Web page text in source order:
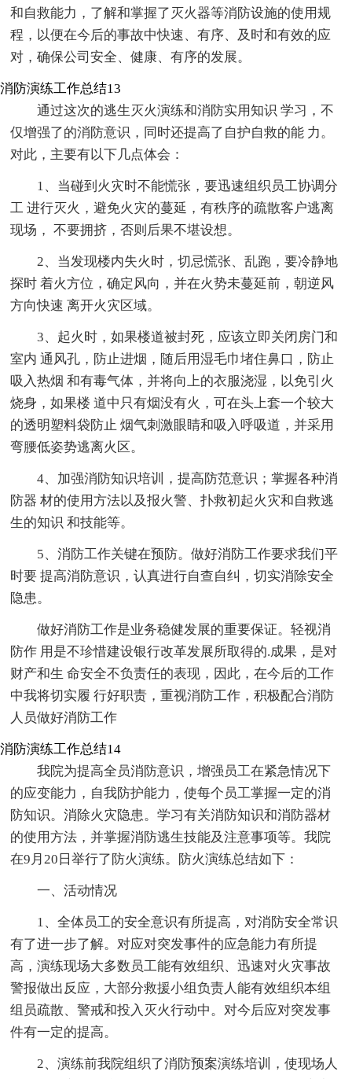
和自救能力，了解和掌握了灭火器等消防设施的使用规
程，以便在今后的事故中快速、有序、及时和有效的应
对，确保公司安全、健康、有序的发展。
消防演练工作总结13
通过这次的逃生灭火演练和消防实用知识 学习，不
仅增强了的消防意识，同时还提高了自护自救的能 力。
对此，主要有以下几点体会：
1、当碰到火灾时不能慌张，要迅速组织员工协调分
工 进行灭火，避免火灾的蔓延，有秩序的疏散客户逃离
现场， 不要拥挤，否则后果不堪设想。
2、当发现楼内失火时，切忌慌张、乱跑，要冷静地
探时 着火方位，确定风向，并在火势未蔓延前，朝逆风
方向快速 离开火灾区域。
3、起火时，如果楼道被封死，应该立即关闭房门和
室内 通风孔，防止进烟，随后用湿毛巾堵住鼻口，防止
吸入热烟 和有毒气体，并将向上的衣服浇湿，以免引火
烧身，如果楼 道中只有烟没有火，可在头上套一个较大
的透明塑料袋防止 烟气刺激眼睛和吸入呼吸道，并采用
弯腰低姿势逃离火区。
4、加强消防知识培训，提高防范意识；掌握各种消
防器 材的使用方法以及报火警、扑救初起火灾和自救逃
生的知识 和技能等。
5、消防工作关键在预防。做好消防工作要求我们平
时要 提高消防意识，认真进行自查自纠，切实消除安全
隐患。
做好消防工作是业务稳健发展的重要保证。轻视消
防作 用是不珍惜建设银行改革发展所取得的.成果，是对
财产和生 命安全不负责任的表现，因此，在今后的工作
中我将切实履 行好职责，重视消防工作，积极配合消防
人员做好消防工作
消防演练工作总结14
我院为提高全员消防意识，增强员工在紧急情况下
的应变能力，自我防护能力，使每个员工掌握一定的消
防知识。消除火灾隐患。学习有关消防知识和消防器材
的使用方法，并掌握消防逃生技能及注意事项等。我院
在9月20日举行了防火演练。防火演练总结如下：
一、活动情况
1、全体员工的安全意识有所提高，对消防安全常识
有了进一步了解。对应对突发事件的应急能力有所提
高，演练现场大多数员工能有效组织、迅速对火灾事故
警报做出反应，大部分救援小组负责人能有效组织本组
组员疏散、警戒和投入灭火行动中。对今后应对突发事
件有一定的提高。
2、演练前我院组织了消防预案演练培训，使现场人